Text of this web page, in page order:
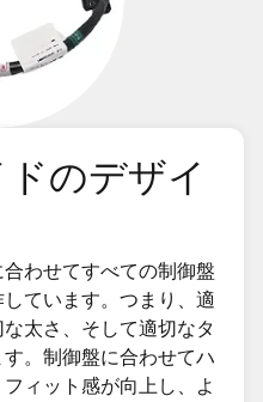
のデザイ
わせてすべての制御盤
ています。つまり、適
太さ、そして適切なタ
。制御盤に合わせてハ
ィット感が向上し、よ